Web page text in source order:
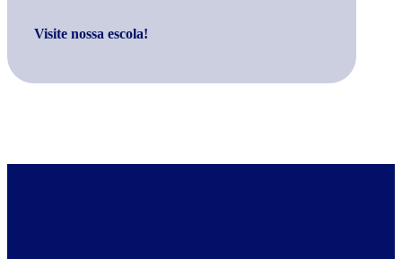
Visite nossa escola!